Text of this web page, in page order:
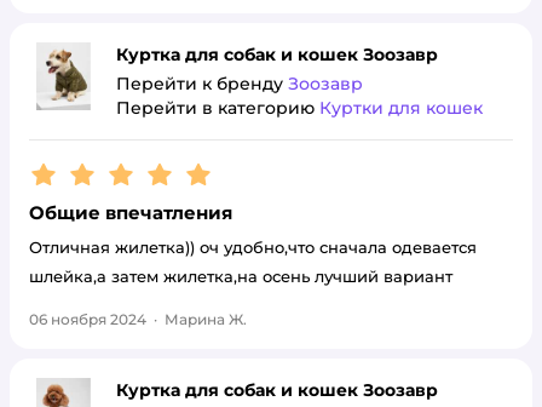
Куртка для собак и кошек Зоозавр
Перейти к бренду Зоозавр
Перейти в категорию Куртки для кошек
Рейтинг:5
Общие впечатления
Отличная жилетка)) оч удобно,что сначала одевается
шлейка,а затем жилетка,на осень лучший вариант
06 ноября 2024 · Марина Ж.
Куртка для собак и кошек Зоозавр